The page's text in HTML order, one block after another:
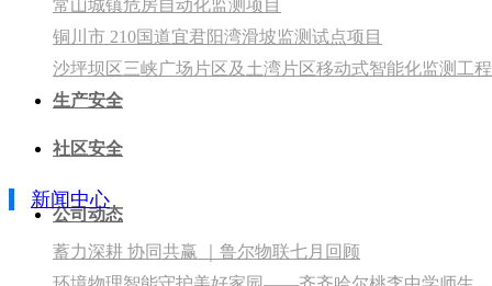
常山城镇危房自动化监测项目
铜川市 210国道宜君阳湾滑坡监测试点项目
沙坪坝区三峡广场片区及土湾片区移动式智能化监测工程
生产安全
社区安全
新闻中心
公司动态
蓄力深耕 协同共赢 ｜鲁尔物联七月回顾